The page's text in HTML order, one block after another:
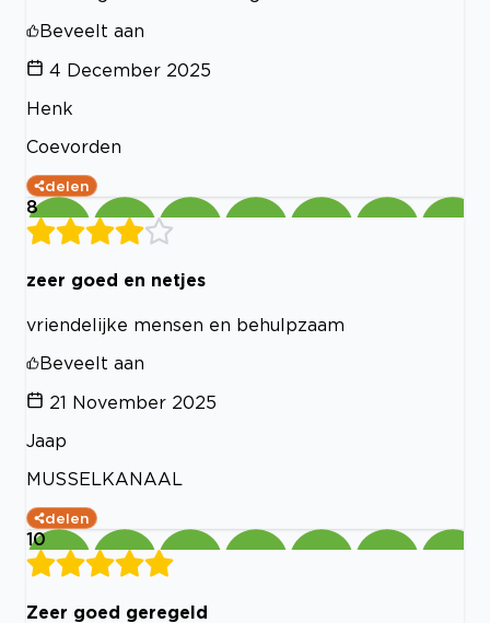
Beveelt aan
4 December 2025
Henk
Coevorden
delen
8
zeer goed en netjes
vriendelijke mensen en behulpzaam
Beveelt aan
21 November 2025
Jaap
MUSSELKANAAL
delen
10
Zeer goed geregeld